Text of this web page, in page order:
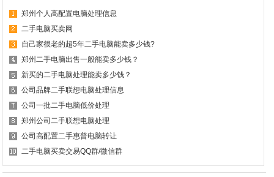
郑州个人高配置电脑处理信息
二手电脑买卖网
自己家很老的超5年二手电脑能卖多少钱?
郑州二手电脑出售一般能卖多少钱？
新买的二手电脑处理能卖多少钱？
公司品牌二手联想电脑处理信息
公司一批二手电脑低价处理
郑州公司二手联想电脑处理
公司高配置二手惠普电脑转让
二手电脑买卖交易QQ群/微信群